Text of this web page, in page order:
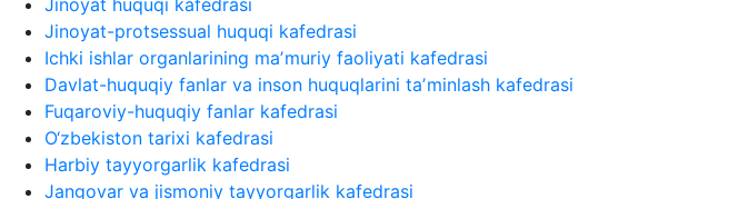
Jinoyat huquqi kafedrasi
Jinoyat-protsessual huquqi kafedrasi
Ichki ishlar organlarining maʼmuriy faoliyati kafedrasi
Davlat-huquqiy fanlar va inson huquqlarini taʼminlash kafedrasi
Fuqaroviy-huquqiy fanlar kafedrasi
O‘zbekiston tarixi kafedrasi
Harbiy tayyorgarlik kafedrasi
Jangovar va jismoniy tayyorgarlik kafedrasi